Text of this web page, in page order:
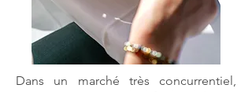
Dans un marché très concurrentiel,